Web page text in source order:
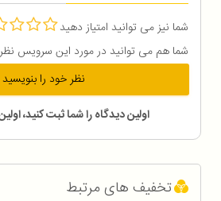
شما نیز می توانید امتیاز دهید
شما هم می توانید در مورد این سرویس
نظر خود را بنویسید
اولین دیدگاه را شما ثبت کنید،
تخفیف های مرتبط